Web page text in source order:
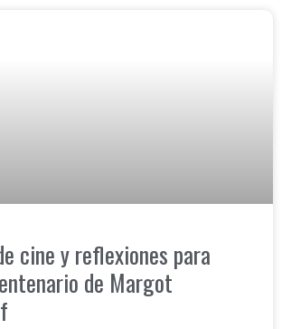
cine y reflexiones para
de Margot